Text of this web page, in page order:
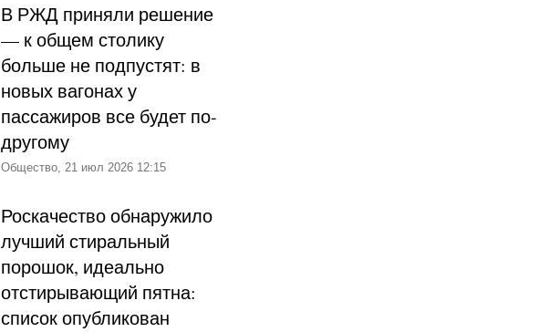
В РЖД приняли решение
— к общем столику
больше не подпустят: в
новых вагонах у
пассажиров все будет по-
другому
Общество, 21 июл 2026 12:15
Роскачество обнаружило
лучший стиральный
порошок, идеально
отстирывающий пятна:
список опубликован